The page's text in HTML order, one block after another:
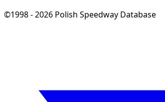
©1998 - 2026 Polish Speedway Database